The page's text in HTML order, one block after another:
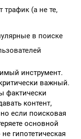
трафик (а не те,
в поиске
инструмент.
важный.
фактически
контент,
если поисковая
основной
гипотетическая